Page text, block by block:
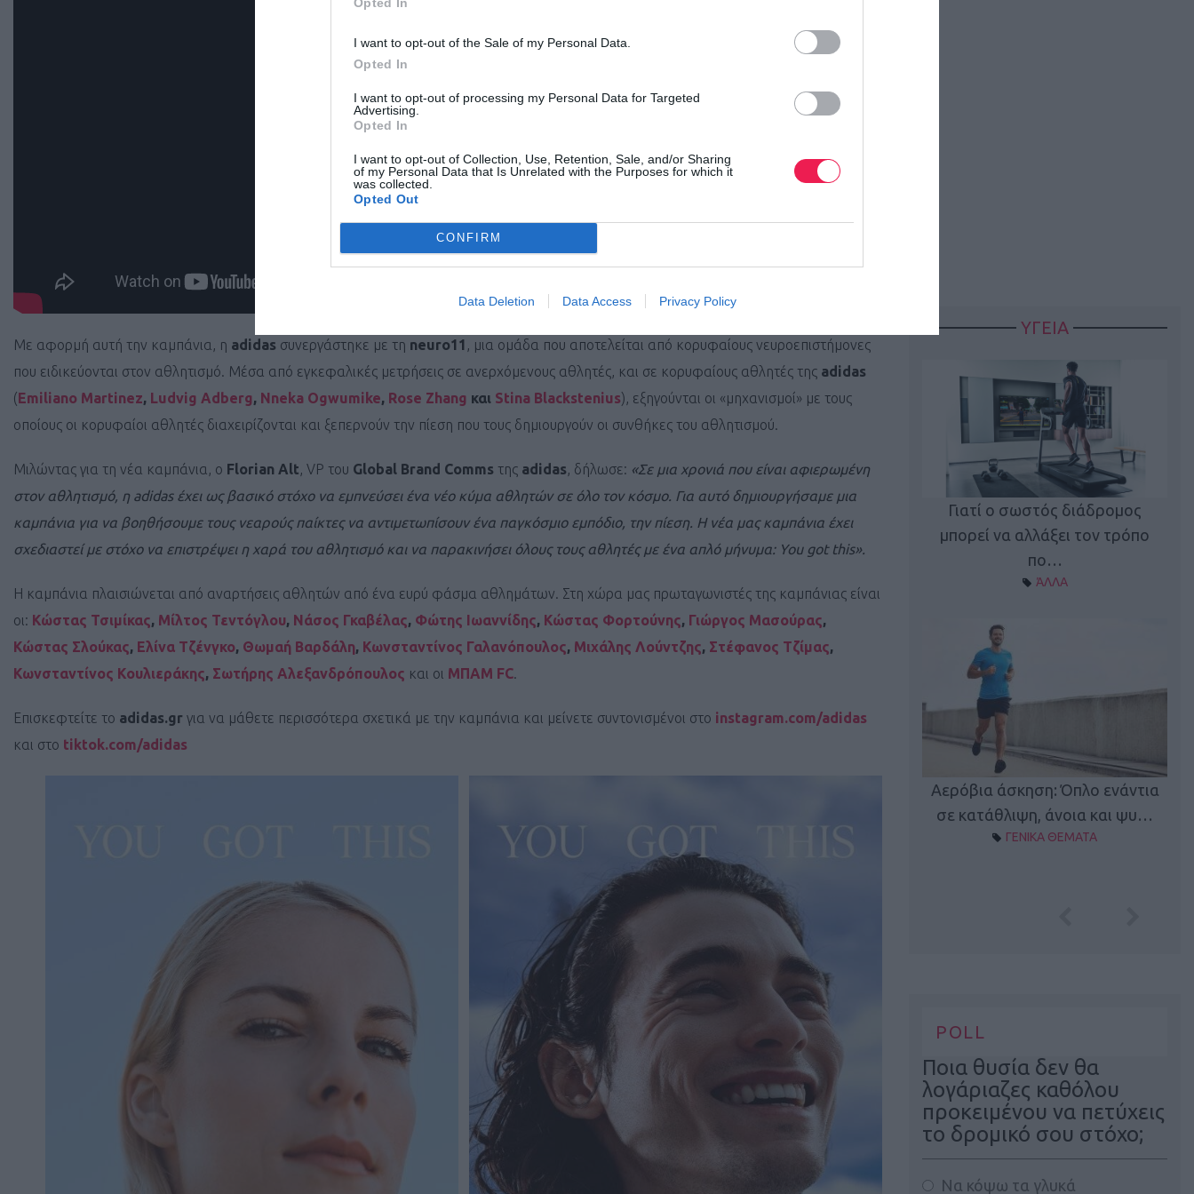
I want to opt-out of the Sale of my Personal Data.
Opted In
I want to opt-out of processing my Personal Data for Targeted
Advertising.
Opted In
I want to opt-out of Collection, Use, Retention, Sale, and/or Sharing
of my Personal Data that Is Unrelated with the Purposes for which it
was collected.
Opted Out
CONFIRM
Data Deletion Data Access Privacy Policy
Με αφορμή αυτή την καμπάνια, η adidas συνεργάστηκε με τη neuro11 , μια ομάδα που αποτελείται από κορυφαίους νευροεπιστήμονες
που ειδικεύονται στον αθλητισμό. Μέσα από εγκεφαλικές μετρήσεις σε ανερχόμενους αθλητές, και σε κορυφαίους αθλητές της adidas
(Emiliano Martinez, Ludvig Adberg, Nneka Ogwumike, Rose Zhang και Stina Blackstenius), εξηγούνται οι «μηχανισμοί» με τους
οποίους οι κορυφαίοι αθλητές διαχειρίζονται και ξεπερνούν την πίεση που τους δημιουργούν οι συνθήκες του αθλητισμού.
Μιλώντας για τη νέα καμπάνια, ο Florian Alt, VP του Global Brand Comms της adidas, δήλωσε: «Σε μια χρονιά που είναι αφιερωμένη
στον αθλητισμό, η adidas έχει ως βασικό στόχο να εμπνεύσει ένα νέο κύμα αθλητών σε όλο τον κόσμο. Για αυτό δημιουργήσαμε μια
καμπάνια για να βοηθήσουμε τους νεαρούς παίκτες να αντιμετωπίσουν ένα παγκόσμιο εμπόδιο, την πίεση. Η νέα μας καμπάνια έχει
σχεδιαστεί με στόχο να επιστρέψει η χαρά του αθλητισμό και να παρακινήσει όλους τους αθλητές με ένα απλό μήνυμα: You got this».
Η καμπάνια πλαισιώνεται από αναρτήσεις αθλητών από ένα ευρύ φάσμα αθλημάτων. Στη χώρα μας πρωταγωνιστές της καμπάνιας είναι
οι: Κώστας Τσιμίκας, Μίλτος Τεντόγλου, Νάσος Γκαβέλας, Φώτης Ιωαννίδης, Κώστας Φορτούνης, Γιώργος Μασούρας,
Κώστας Σλούκας, Ελίνα Τζένγκο, Θωμαή Βαρδάλη, Κωνσταντίνος Γαλανόπουλος, Μιχάλης Λούντζης, Στέφανος Τζίμας,
Κωνσταντίνος Κουλιεράκης, Σωτήρης Αλεξανδρόπουλος και οι ΜΠΑΜ FC.
Επισκεφτείτε το adidas.gr για να μάθετε περισσότερα σχετικά με την καμπάνια και μείνετε συντονισμένοι στο instagram.com/adidas
και στο tiktok.com/adidas
ΥΓΕΙΑ
Καφές και καφεΐνη
ΓΕΝΙΚΑ ΘΕΜΑΤΑ
Γιατί ο σωστός διάδρομος
μπορεί να αλλάξει τον τρόπο
πο…
ΆΛΛΑ
Αερόβια άσκηση: Όπλο ενάντια
σε κατάθλιψη, άνοια και ψυ…
ΓΕΝΙΚΑ ΘΕΜΑΤΑ
POLL
Ποια θυσία δεν θα
λογάριαζες καθόλου
προκειμένου να πετύχεις
το δρομικό σου στόχο;
Να κόψω τα γλυκά